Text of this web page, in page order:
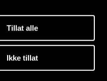
Tillat alle
Ikke tillat